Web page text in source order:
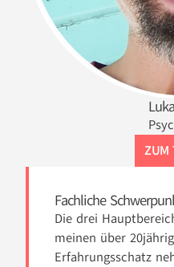
ZUM
Fachliche
Die drei
meinen über
Erfahrungsschatz